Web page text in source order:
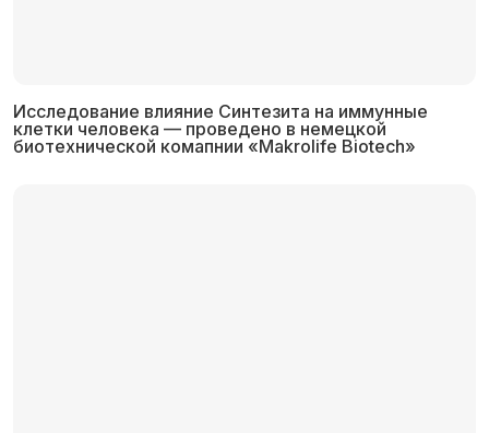
Исследование влияние Синтезита на иммунные
клетки человека — проведено в немецкой
биотехнической комапнии «Makrolife Biotech»